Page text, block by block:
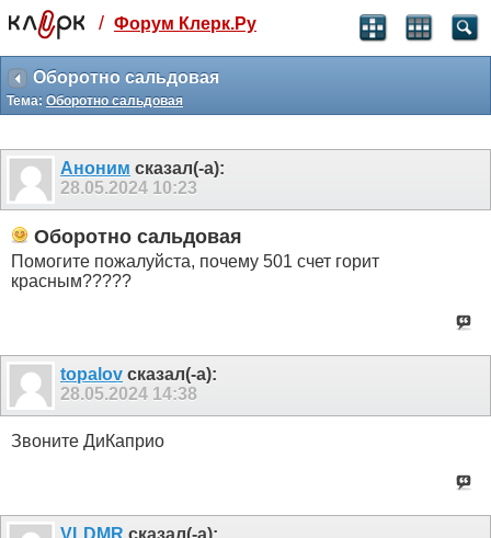
Святые угодники, Клерк без рекламы
прекрасен:)
месяц
3 месяца
259
₽
-10%
499 ₽
-15%
Отмена Оплатить
/ Форум Клерк.Ру
Оборотно сальдовая
Тема: Оборотно сальдовая
Аноним сказал(-а):
28.05.2024 10:23
Оборотно сальдовая
Помогите пожалуйста, почему 501 счет горит
красным?????
topalov сказал(-а):
28.05.2024 14:38
Звоните ДиКаприо
VLDMR сказал(-а):